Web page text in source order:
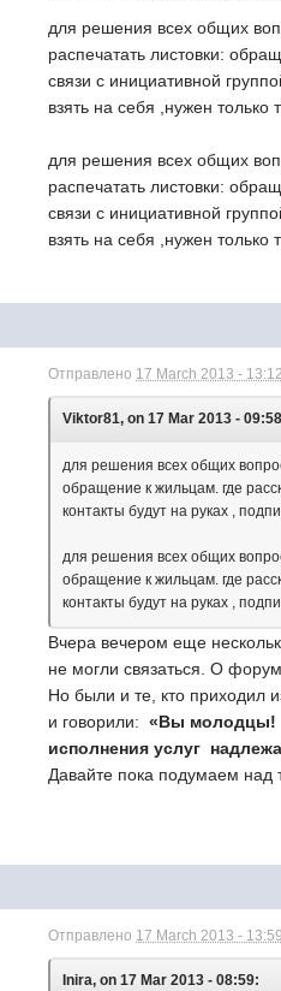
для решения всех общих
распечатать листовки:
связи с инициативной
взять на себя ,нужен только
для решения всех общих
распечатать листовки:
связи с инициативной
взять на себя ,нужен только
Отправлено 17 March 2013 - 13:12
Viktor81, on 17 Mar 2013 -
для решения всех общих
обращение к жильцам. где
контакты будут на руках ,
для решения всех общих
обращение к жильцам. где
контакты будут на руках ,
Вчера вечером еще
не могли связаться. О
Но были и те, кто приходил
и говорили: «Вы молодцы!
исполнения услуг
Давайте пока подумаем над
Отправлено 17 March 2013 - 13:59
Inira, on 17 Mar 2013 - 08:59: